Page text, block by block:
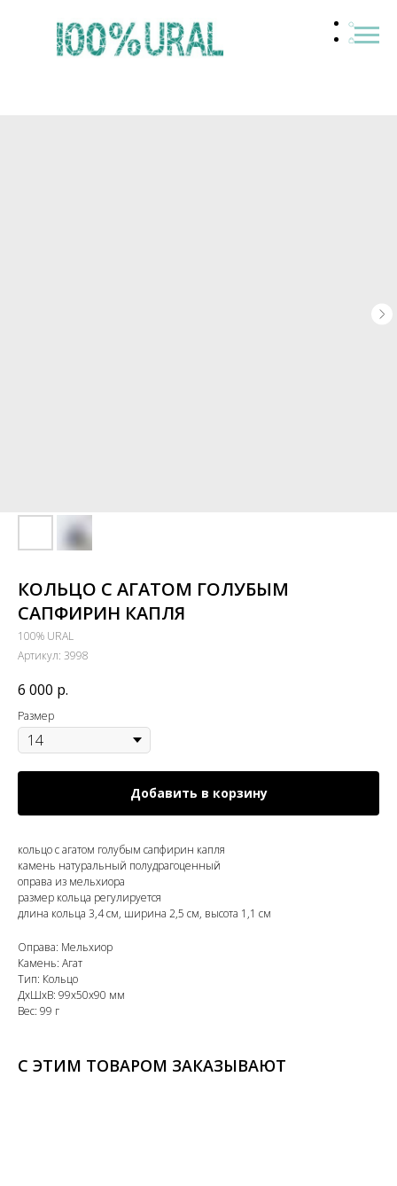
КОЛЬЦО С АГАТОМ ГОЛУБЫМ
САПФИРИН КАПЛЯ
100% URAL
Артикул: 3998
6 000 р.
Размер
Добавить в корзину
кольцо с агатом голубым сапфирин капля
камень натуральный полудрагоценный
оправа из мельхиора
размер кольца регулируется
длина кольца 3,4 см, ширина 2,5 см, высота 1,1 см
Оправа: Мельхиор
Камень: Агат
Тип: Кольцо
ДxШxВ: 99x50x90 мм
Вес: 99 г
С ЭТИМ ТОВАРОМ ЗАКАЗЫВАЮТ